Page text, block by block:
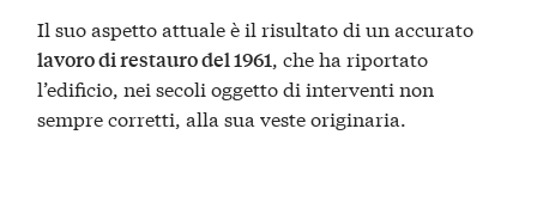
Il suo aspetto attuale è il risultato di un accurato
lavoro di restauro del 1961, che ha riportato
l’edificio, nei secoli oggetto di interventi non
sempre corretti, alla sua veste originaria.